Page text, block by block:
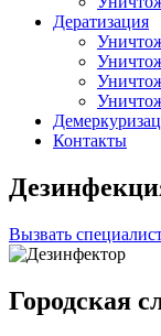
Дератизация
Контакты
Вызвать
Городская